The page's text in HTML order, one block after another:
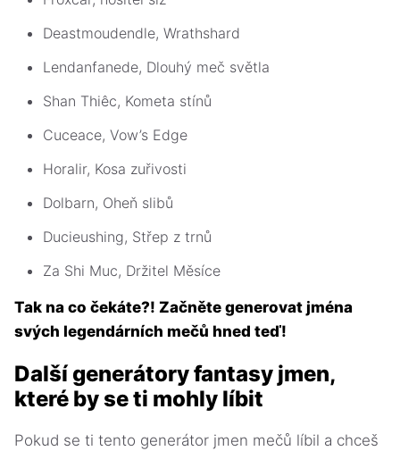
Deastmoudendle, Wrathshard
Lendanfanede, Dlouhý meč světla
Shan Thiêc, Kometa stínů
Cuceace, Vow’s Edge
Horalir, Kosa zuřivosti
Dolbarn, Oheň slibů
Ducieushing, Střep z trnů
Za Shi Muc, Držitel Měsíce
Tak na co čekáte?! Začněte generovat jména
svých legendárních mečů hned teď!
Další generátory fantasy jmen,
které by se ti mohly líbit
Pokud se ti tento generátor jmen mečů líbil a chceš